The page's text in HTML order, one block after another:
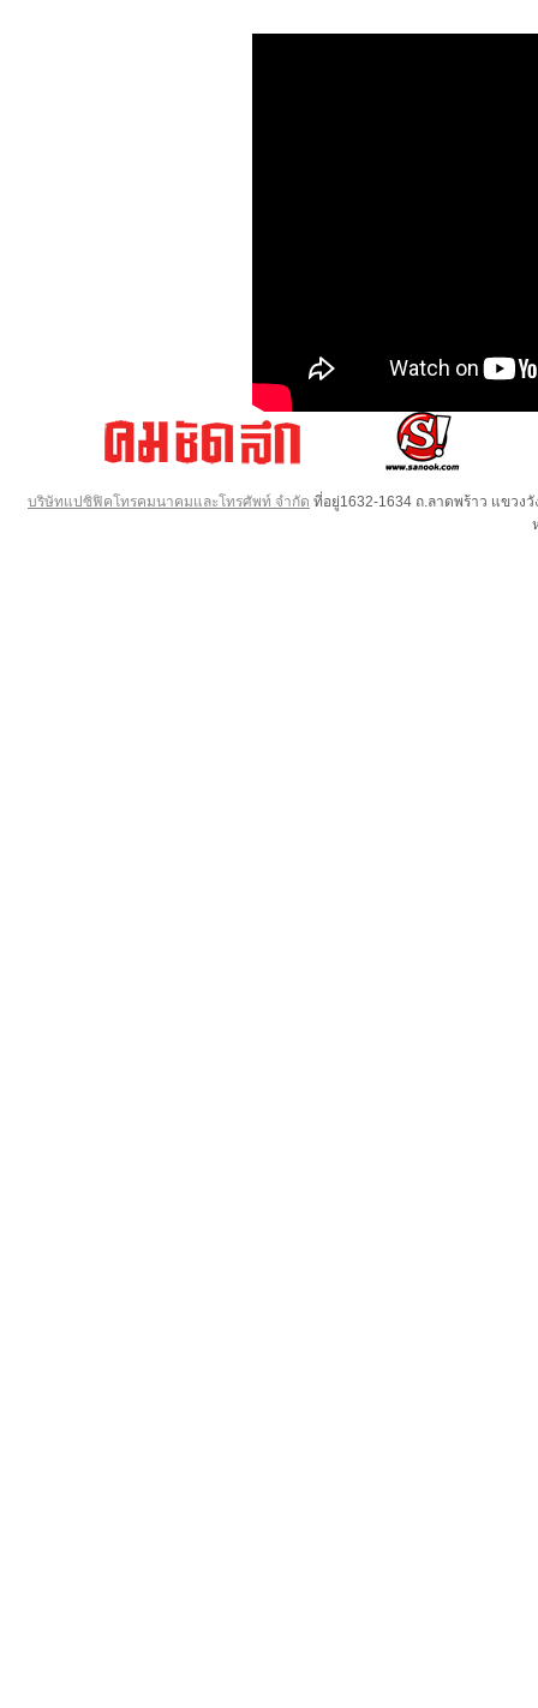
บริษัทแปซิฟิคโทรคมนาคมและโทรศัพท์ จำกัด ที่อยู่1632-1634 ถ.ลาดพร้าว แขวง